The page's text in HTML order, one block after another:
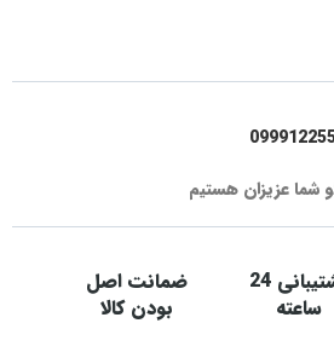
پشتیبانی 24
ساعته
ضمانت اصل
بودن کالا